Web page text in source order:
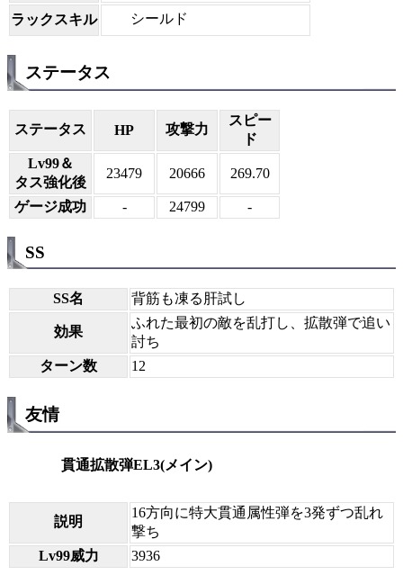
ラックスキル
シールド
ステータス
ステータス HP 攻撃力
スピー
ド
Lv99＆
タス強化後
23479 20666 269.70
ゲージ成功 - 24799 -
SS
SS名 背筋も凍る肝試し
効果
ふれた最初の敵を乱打し、拡散弾で追い
討ち
ターン数
12
友情
貫通拡散弾EL3(メイン)
説明
16方向に特大貫通属性弾を3発ずつ乱れ
撃ち
Lv99威力
3936